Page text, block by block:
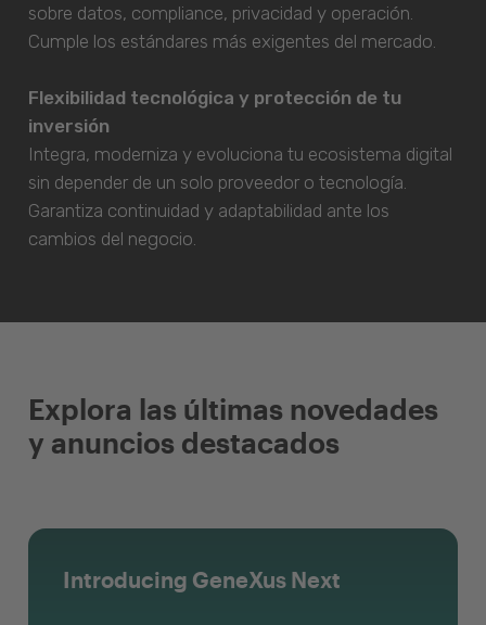
sobre datos, compliance, privacidad y operación.
Cumple los estándares más exigentes del mercado.
Flexibilidad tecnológica y protección de tu
inversión
Integra, moderniza y evoluciona tu ecosistema digital
sin depender de un solo proveedor o tecnología.
Garantiza continuidad y adaptabilidad ante los
cambios del negocio.
Explora las últimas novedades
y anuncios destacados
Introducing GeneXus Next